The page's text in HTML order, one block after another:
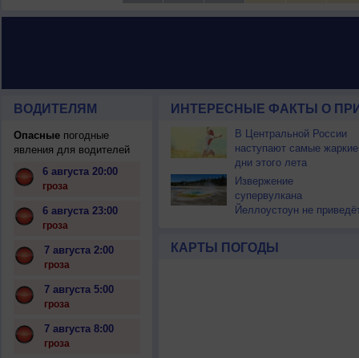
ВОДИТЕЛЯМ
Опасныепогодные
явления для водителей
6 августа 20:00
гроза
6 августа 23:00
гроза
7 августа 2:00
гроза
7 августа 5:00
гроза
7 августа 8:00
гроза
ИНТЕРЕСНЫЕ ФАКТЫ О
В Центральной России
наступают самые жаркие
дни этого лета
Извержение
супервулкана
Йеллоустоун не
КАРТЫ ПОГОДЫ